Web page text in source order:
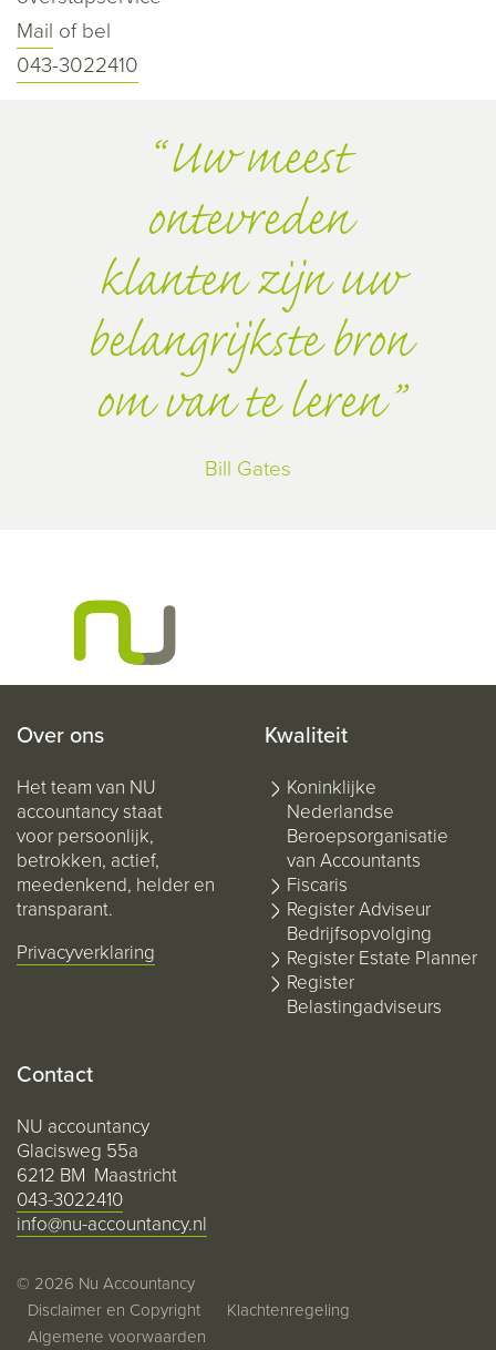
Mail of bel
043-3022410
Uw meest
ontevreden
klanten zijn uw
belangrijkste bron
om van te leren
Bill Gates
Over ons
Het team van NU
accountancy staat
voor persoonlijk,
betrokken, actief,
meedenkend, helder en
transparant.
Privacyverklaring
Kwaliteit
Koninklijke
Nederlandse
Beroepsorganisatie
van Accountants
Fiscaris
Register Adviseur
Bedrijfsopvolging
Register Estate Planner
Register
Belastingadviseurs
Contact
NU accountancy
Glacisweg 55a
6212 BM Maastricht
043-3022410
info@nu-accountancy.nl
© 2026 Nu Accountancy
Disclaimer en Copyright
Klachtenregeling
Algemene voorwaarden